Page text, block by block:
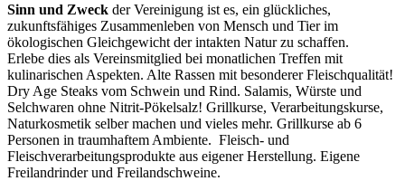
Sinn und Zweck der Vereinigung ist es, ein glückliches,
zukunftsfähiges Zusammenleben von Mensch und Tier im
ökologischen Gleichgewicht der intakten Natur zu schaffen.
Erlebe dies als Vereinsmitglied bei monatlichen Treffen mit
kulinarischen Aspekten. Alte Rassen mit besonderer Fleischqualität!
Dry Age Steaks vom Schwein und Rind. Salamis, Würste und
Selchwaren ohne Nitrit-Pökelsalz! Grillkurse, Verarbeitungskurse,
Naturkosmetik selber machen und vieles mehr. Grillkurse ab 6
Personen in traumhaftem Ambiente. Fleisch- und
Fleischverarbeitungsprodukte aus eigener Herstellung. Eigene
Freilandrinder und Freilandschweine.